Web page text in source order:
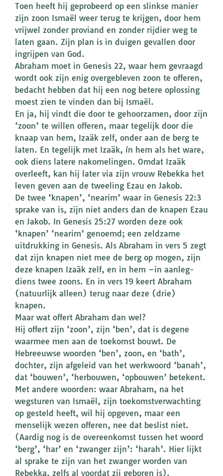
Toen heeft hij geprobeerd op een slinkse manier
zijn zoon Ismaël weer terug te krijgen, door hem
vrijwel zonder proviand en zonder rijdier weg te
laten gaan. Zijn plan is in duigen gevallen door
ingrijpen van God.
Abraham moet in Genesis 22, waar hem gevraagd
wordt ook zijn enig overgebleven zoon te offeren,
bedacht hebben dat hij een nog betere oplossing
moest zien te vinden dan bij Ismaël.
En ja, hij vindt die door te gehoorzamen, door zijn
‘zoon’ te willen offeren, maar tegelijk door die
knaap van hem, Izaäk zelf, onder aan de berg te
laten. En tegelijk met Izaäk, ín hem als het ware,
ook diens latere nakomelingen. Omdat Izaäk
overleeft, kan hij later via zijn vrouw Rebekka het
leven geven aan de tweeling Ezau en Jakob.
De twee ‘knapen’, ‘nearim’ waar in Genesis 22:3
sprake van is, zijn niet anders dan de knapen Ezau
en Jakob. In Genesis 25:27 worden deze ook
‘knapen’ ‘nearim’ genoemd; een zeldzame
uitdrukking in Genesis. Als Abraham in vers 5 zegt
dat zijn knapen niet mee de berg op mogen, zijn
deze knapen Izaäk zelf, en in hem –in aanleg-
diens twee zoons. En in vers 19 keert Abraham
(natuurlijk alleen) terug naar deze (drie)
knapen.
Maar wat offert Abraham dan wel?
Hij offert zijn ‘zoon’, zijn ‘ben’, dat is degene
waarmee men aan de toekomst bouwt. De
Hebreeuwse woorden ‘ben’, zoon, en ‘bath’,
dochter, zijn afgeleid van het werkwoord ‘banah’,
dat ‘bouwen’, ‘herbouwen, ‘opbouwen’ betekent.
Met andere woorden: waar Abraham, na het
wegsturen van Ismaël, zijn toekomstverwachting
op gesteld heeft, wil hij opgeven, maar een
menselijk wezen offeren, nee dat beslist niet.
(Aardig nog is de overeenkomst tussen het woord
‘berg’, ‘har’ en ‘zwanger zijn’: ‘harah’. Hier lijkt
al sprake te zijn van het zwanger worden van
Rebekka, zelfs al voordat zij geboren is).